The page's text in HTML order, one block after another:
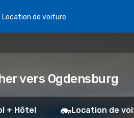
Location de voiture
vers Ogdensburg
+ Hôtel Location de